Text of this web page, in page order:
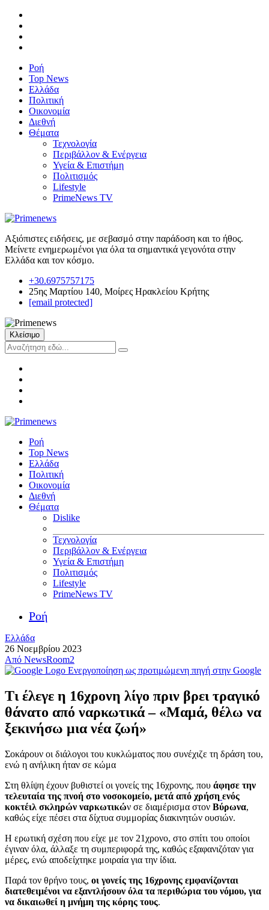
Ροή
Top News
Ελλάδα
Πολιτική
Οικονομία
Διεθνή
Θέματα
Τεχνολογία
Περιβάλλον & Ενέργεια
Υγεία & Επιστήμη
Πολιτισμός
Lifestyle
PrimeNews TV
Αξιόπιστες ειδήσεις, με σεβασμό στην παράδοση και το ήθος.
Μείνετε ενημερωμένοι για όλα τα σημαντικά γεγονότα στην
Ελλάδα και τον κόσμο.
+30.6975757175
25ης Μαρτίου 140, Μοίρες Ηρακλείου Κρήτης
[email protected]
Κλείσιμο
Ροή
Top News
Ελλάδα
Πολιτική
Οικονομία
Διεθνή
Θέματα
Dislike
Τεχνολογία
Περιβάλλον & Ενέργεια
Υγεία & Επιστήμη
Πολιτισμός
Lifestyle
PrimeNews TV
Ροή
Ελλάδα
26 Νοεμβρίου 2023
Από NewsRoom2
Ενεργοποίηση ως προτιμώμενη πηγή στην Google
Τι έλεγε η 16χρονη λίγο πριν βρει τραγικό
θάνατο από ναρκωτικά – «Μαμά, θέλω να
ξεκινήσω μια νέα ζωή»
Σοκάρουν οι διάλογοι του κυκλώματος που συνέχιζε τη δράση του,
ενώ η ανήλικη ήταν σε κώμα
Στη θλίψη έχουν βυθιστεί οι γονείς της 16χρονης, που άφησε την
τελευταία της πνοή στο νοσοκομείο, μετά από χρήση ενός
κοκτέιλ σκληρών ναρκωτικών σε διαμέρισμα στον Βύρωνα,
καθώς είχε πέσει στα δίχτυα συμμορίας διακινητών ουσιών.
Η ερωτική σχέση που είχε με τον 21χρονο, στο σπίτι του οποίοι
έγιναν όλα, άλλαξε τη συμπεριφορά της, καθώς εξαφανιζόταν για
μέρες, ενώ αποδείχτηκε μοιραία για την ίδια.
Παρά τον θρήνο τους, οι γονείς της 16χρονης εμφανίζονται
διατεθειμένοι να εξαντλήσουν όλα τα περιθώρια του νόμου, για
να δικαιωθεί η μνήμη της κόρης τους.